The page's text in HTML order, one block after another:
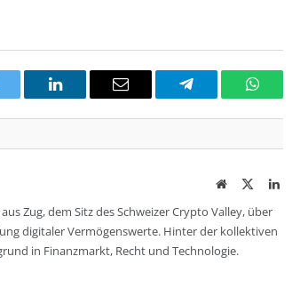
LinkedIn Email Telegram
WebsiteTwitter
Zug, dem Sitz des Schweizer Crypto Valley, über
digitaler Vermögenswerte. Hinter der kollektiven
in Finanzmarkt, Recht und Technologie.